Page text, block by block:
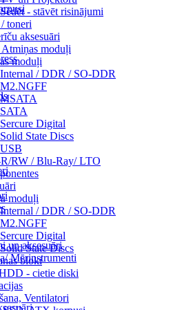
un aksesuāri
Mērinstrumenti
Sēdēt - stāvēt risinājumi
toneri
aksesuāri
moduļi
moduļi
Internal / DDR / SO-DDR
M2.NGFF
MSATA
SATA
Sercure Digital
Solid State Discs
USB
RW / Blu-Ray/ LTO
moduļi
Internal / DDR / SO-DDR
M2.NGFF
Sercure Digital
Solid State Discs
bloki
- cietie diski
Ventilatori